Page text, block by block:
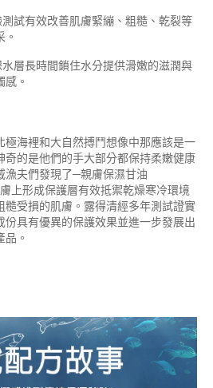
試有效改善肌膚緊繃、粗糙、乾裂等
層長時間鎖住水分提供滑嫩的滋潤與
。
極海裡和大自然搏鬥想像中那應該是一
奇的是他們的手大部分都保持柔嫩健康
漁夫們發現了─親膚保濕甘油
上形成保護層有效抵禦乾燥寒冷環境
糙受損的肌膚。露得清經多年測試證實
具有優異的保護效果並進一步發展出
。